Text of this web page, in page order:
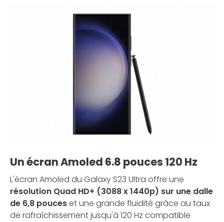
Un écran Amoled 6.8 pouces 120 Hz
L'écran Amoled du Galaxy S23 Ultra offre une
résolution Quad HD+ (3088 x 1440p) sur une dalle
de 6,8 pouceset une grande fluidité grâce au taux
de rafraîchissement jusqu'à 120 Hz compatible